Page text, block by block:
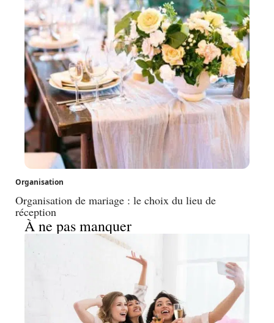
Organisation
Organisation de mariage : le choix du lieu de
réception
À ne pas manquer